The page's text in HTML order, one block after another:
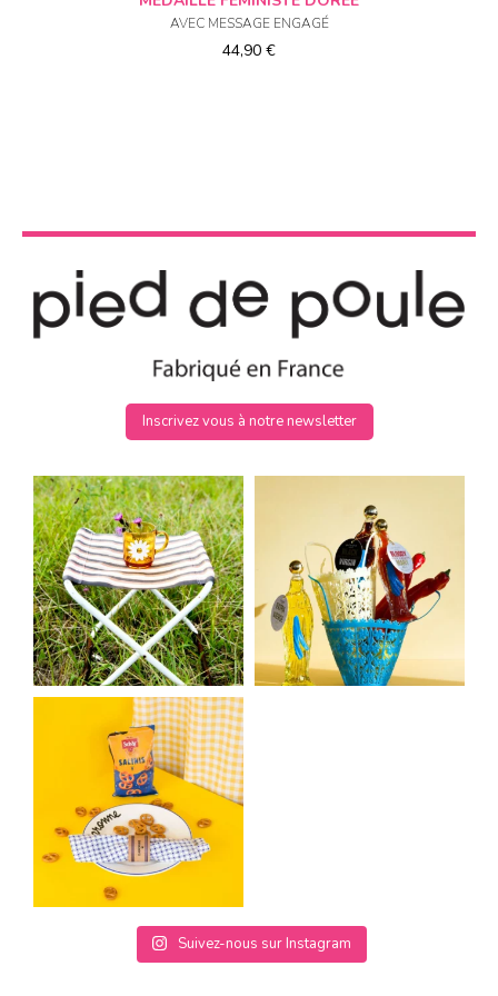
AVEC MESSAGE ENGAGÉ
44,90 €
Inscrivez vous à notre newsletter
Suivez-nous sur Instagram